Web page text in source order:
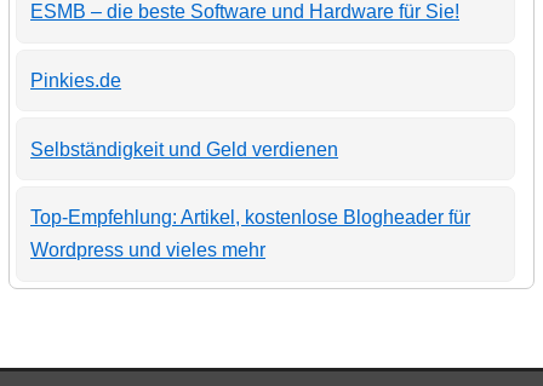
ESMB – die beste Software und Hardware für Sie!
Pinkies.de
Selbständigkeit und Geld verdienen
Top-Empfehlung: Artikel, kostenlose Blogheader für
Wordpress und vieles mehr